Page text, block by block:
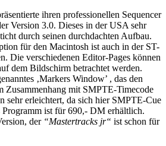
ihren professionellen Sequencer
Version 3.0. Dieses in der USA sehr
durch seinen durchdachten Aufbau.
für den Macintosh ist auch in der ST-
Die verschiedenen Editor-Pages können
dem Bildschirm betrachtet werden.
‚Markers Window’ , das den
Zusammenhang mit SMPTE-Timecode
sehr erleichtert, da sich hier SMPTE-Cue
Programm ist für 690,- DM erhältlich.
der “Mastertracks jr“ ist schon für